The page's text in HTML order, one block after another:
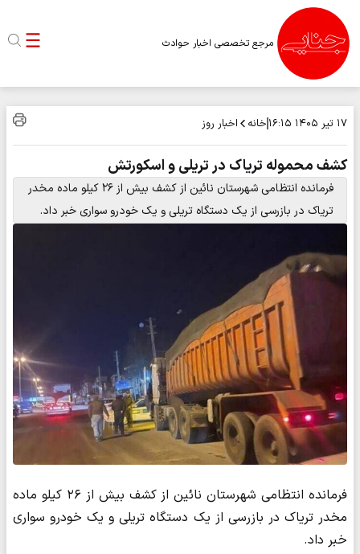
مرجع تخصصی اخبار حوادث
۱۷ تیر ۱۴۰۵ ۱۶:۱۵ خانه اخبار روز
کشف محموله تریاک در تریلی و اسکورتش
فرمانده انتظامی شهرستان نائین از کشف بیش از ۲۶ کیلو ماده مخدر
تریاک در بازرسی از یک دستگاه تریلی و یک خودرو سواری خبر داد.
فرمانده انتظامی شهرستان نائین از کشف بیش از ۲۶ کیلو ماده
مخدر تریاک در بازرسی از یک دستگاه تریلی و یک خودرو سواری
خبر داد.